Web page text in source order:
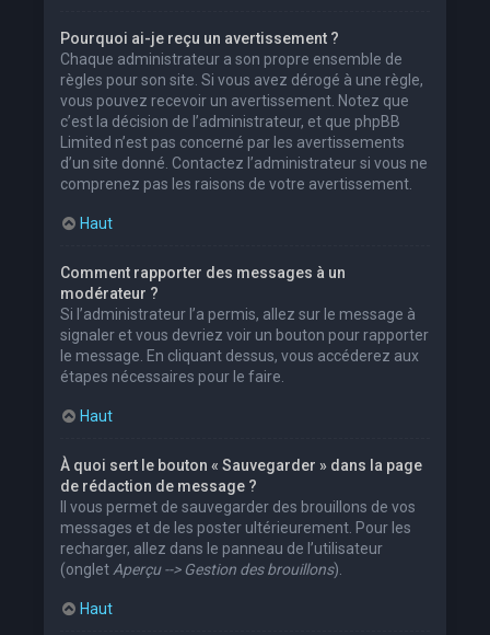
Pourquoi ai-je reçu un avertissement ?
Chaque administrateur a son propre ensemble de
règles pour son site. Si vous avez dérogé à une règle,
vous pouvez recevoir un avertissement. Notez que
c’est la décision de l’administrateur, et que phpBB
Limited n’est pas concerné par les avertissements
d’un site donné. Contactez l’administrateur si vous ne
comprenez pas les raisons de votre avertissement.
Haut
Comment rapporter des messages à un
modérateur ?
Si l’administrateur l’a permis, allez sur le message à
signaler et vous devriez voir un bouton pour rapporter
le message. En cliquant dessus, vous accéderez aux
étapes nécessaires pour le faire.
Haut
À quoi sert le bouton « Sauvegarder » dans la page
de rédaction de message ?
Il vous permet de sauvegarder des brouillons de vos
messages et de les poster ultérieurement. Pour les
recharger, allez dans le panneau de l’utilisateur
(onglet Aperçu --> Gestion des brouillons).
Haut